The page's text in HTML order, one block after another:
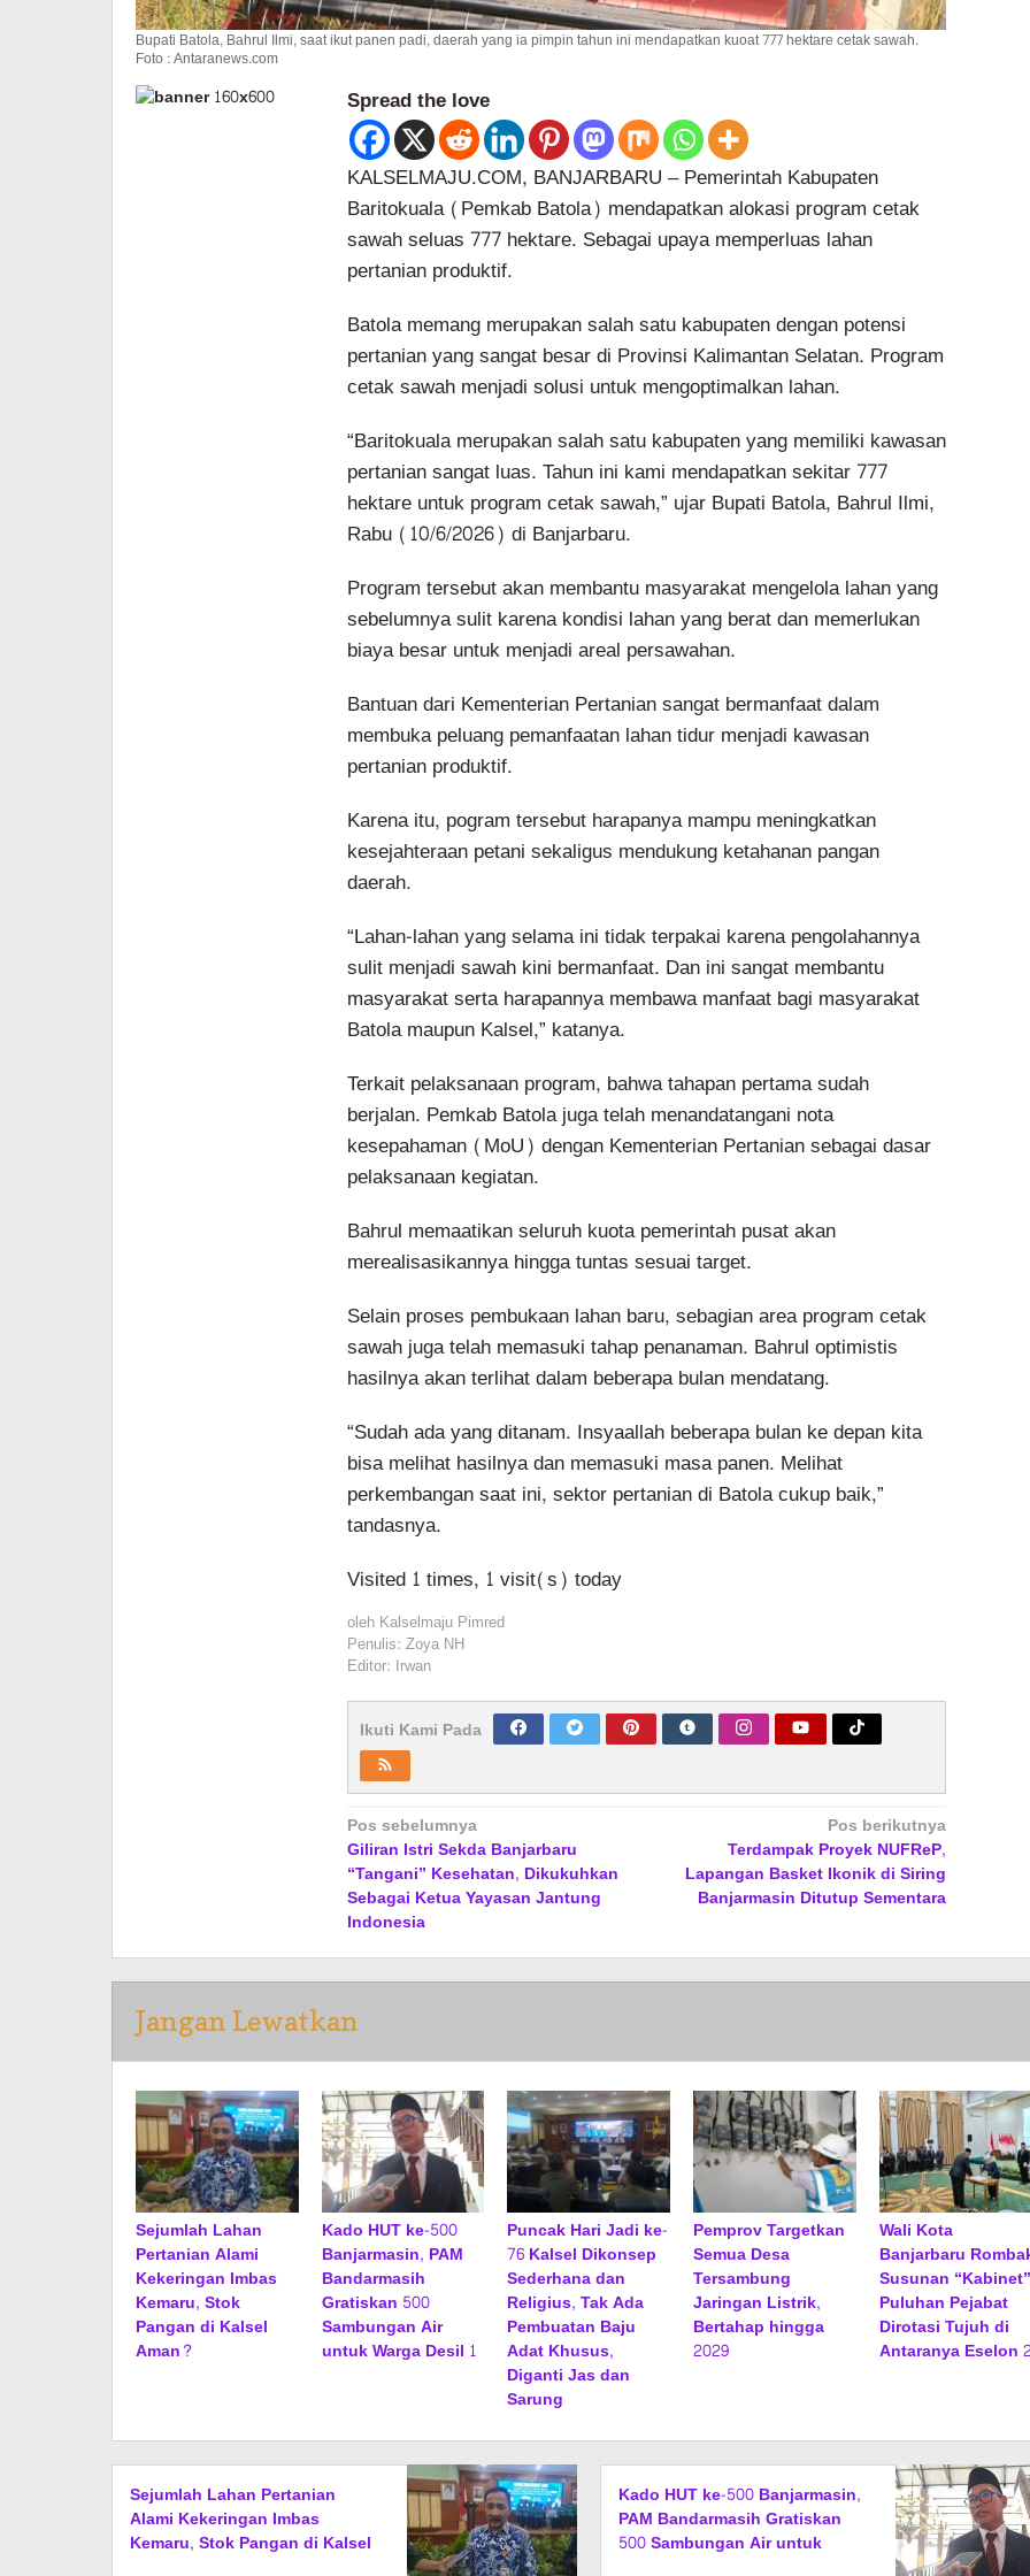
Bupati Batola, Bahrul Ilmi, saat ikut panen padi, daerah yang ia pimpin tahun ini mendapatkan kuoat 777 hektare cetak sawah.
Foto : Antaranews.com
Spread the love
KALSELMAJU.COM, BANJARBARU – Pemerintah Kabupaten
Baritokuala (Pemkab Batola) mendapatkan alokasi program cetak
sawah seluas 777 hektare. Sebagai upaya memperluas lahan
pertanian produktif.
Batola memang merupakan salah satu kabupaten dengan potensi
pertanian yang sangat besar di Provinsi Kalimantan Selatan. Program
cetak sawah menjadi solusi untuk mengoptimalkan lahan.
“Baritokuala merupakan salah satu kabupaten yang memiliki kawasan
pertanian sangat luas. Tahun ini kami mendapatkan sekitar 777
hektare untuk program cetak sawah,” ujar Bupati Batola, Bahrul Ilmi,
Rabu (10/6/2026) di Banjarbaru.
Program tersebut akan membantu masyarakat mengelola lahan yang
sebelumnya sulit karena kondisi lahan yang berat dan memerlukan
biaya besar untuk menjadi areal persawahan.
Bantuan dari Kementerian Pertanian sangat bermanfaat dalam
membuka peluang pemanfaatan lahan tidur menjadi kawasan
pertanian produktif.
Karena itu, pogram tersebut harapanya mampu meningkatkan
kesejahteraan petani sekaligus mendukung ketahanan pangan
daerah.
“Lahan-lahan yang selama ini tidak terpakai karena pengolahannya
sulit menjadi sawah kini bermanfaat. Dan ini sangat membantu
masyarakat serta harapannya membawa manfaat bagi masyarakat
Batola maupun Kalsel,” katanya.
Terkait pelaksanaan program, bahwa tahapan pertama sudah
berjalan. Pemkab Batola juga telah menandatangani nota
kesepahaman (MoU) dengan Kementerian Pertanian sebagai dasar
pelaksanaan kegiatan.
Bahrul memaatikan seluruh kuota pemerintah pusat akan
merealisasikannya hingga tuntas sesuai target.
Selain proses pembukaan lahan baru, sebagian area program cetak
sawah juga telah memasuki tahap penanaman. Bahrul optimistis
hasilnya akan terlihat dalam beberapa bulan mendatang.
“Sudah ada yang ditanam. Insyaallah beberapa bulan ke depan kita
bisa melihat hasilnya dan memasuki masa panen. Melihat
perkembangan saat ini, sektor pertanian di Batola cukup baik,”
tandasnya.
Visited 1 times, 1 visit(s) today
oleh Kalselmaju Pimred
Penulis: Zoya NH
Editor: Irwan
Ikuti Kami Pada
Navigasi
pos
Pos sebelumnya
Giliran Istri Sekda Banjarbaru
“Tangani” Kesehatan, Dikukuhkan
Sebagai Ketua Yayasan Jantung
Indonesia
Pos berikutnya
Terdampak Proyek NUFReP,
Lapangan Basket Ikonik di Siring
Banjarmasin Ditutup Sementara
Jangan Lewatkan
Sejumlah Lahan
Pertanian Alami
Kekeringan Imbas
Kemaru, Stok
Pangan di Kalsel
Aman?
Kado HUT ke-500
Banjarmasin, PAM
Bandarmasih
Gratiskan 500
Sambungan Air
untuk Warga Desil 1
Puncak Hari Jadi ke-
76 Kalsel Dikonsep
Sederhana dan
Religius, Tak Ada
Pembuatan Baju
Adat Khusus,
Diganti Jas dan
Sarung
Pemprov Targetkan
Semua Desa
Tersambung
Jaringan Listrik,
Bertahap hingga
2029
Wali Kota
Banjarbaru
Susunan
Puluhan Pejabat
Dirotasi Tujuh di
Antaranya Eselon
Sejumlah Lahan Pertanian
Alami Kekeringan Imbas
Kemaru, Stok Pangan di Kalsel
Kado HUT ke-500 Banjarmasin,
PAM Bandarmasih Gratiskan
500 Sambungan Air untuk